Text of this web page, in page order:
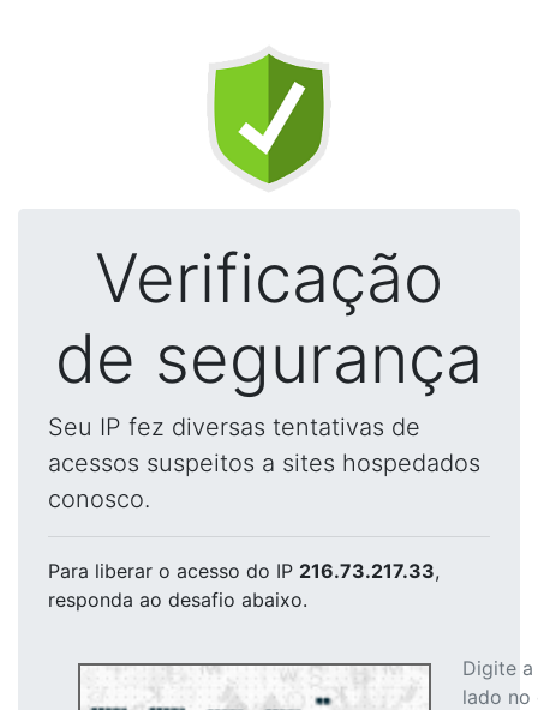
Verificação
de segurança
Seu IP fez diversas tentativas de
acessos suspeitos a sites hospedados
conosco.
Para liberar o acesso do IP 216.73.217.33,
responda ao desafio abaixo.
Digite
lado no